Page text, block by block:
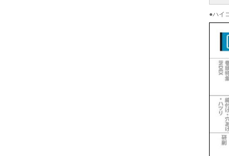
●ハイ